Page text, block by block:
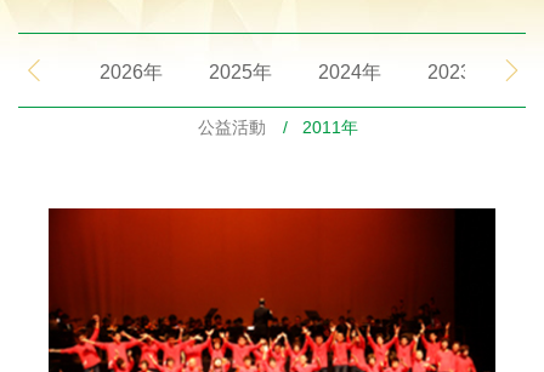
新聞中心
公益活動
聯絡我們
2026年 2025年 2024年 2023年
公益活動 / 2011年